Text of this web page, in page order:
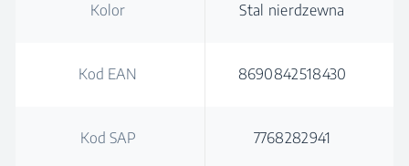
Kolor Stal nierdzewna
Kod EAN 8690842518430
Kod SAP 7768282941